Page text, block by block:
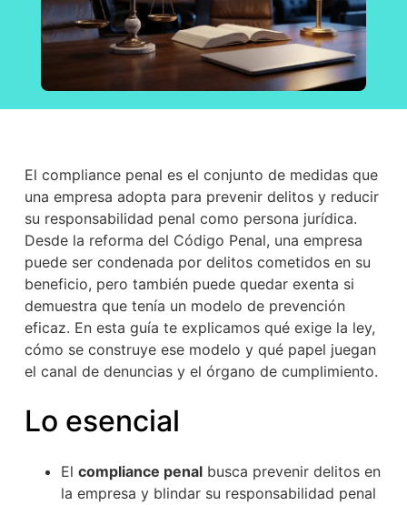
El compliance penal es el conjunto de medidas que
una empresa adopta para prevenir delitos y reducir
su responsabilidad penal como persona jurídica.
Desde la reforma del Código Penal, una empresa
puede ser condenada por delitos cometidos en su
beneficio, pero también puede quedar exenta si
demuestra que tenía un modelo de prevención
eficaz. En esta guía te explicamos qué exige la ley,
cómo se construye ese modelo y qué papel juegan
el canal de denuncias y el órgano de cumplimiento.
Lo esencial
El compliance penalbusca prevenir delitos en
la empresa y blindar su responsabilidad penal